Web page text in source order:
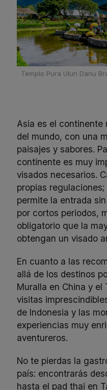
Templo Pura Ulun Danu
Asia es el continente
del mundo, con una
paisajes y sabores.
continente es muy
visados necesarios.
propias
permite la entrada
por cortos periodos,
obligatorio que la
obtengan un visado
En cuanto a las
allá de los destinos
Muralla en China y el
visitas
de Indonesia y las
experiencias muy
aventureros.
No te pierdas la
país: encontrarás
hasta el pad thai en